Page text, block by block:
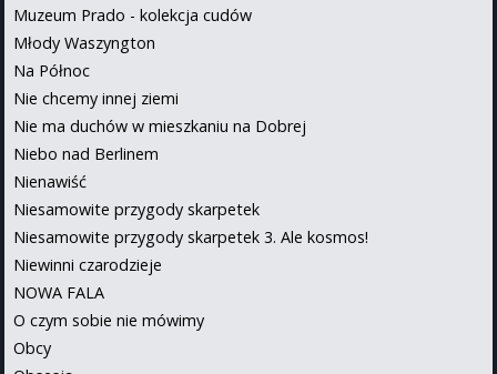
Muzeum Prado - kolekcja cudów
Młody Waszyngton
Na Północ
Nie chcemy innej ziemi
Nie ma duchów w mieszkaniu na Dobrej
Niebo nad Berlinem
Nienawiść
Niesamowite przygody skarpetek
Niesamowite przygody skarpetek 3. Ale kosmos!
Niewinni czarodzieje
NOWA FALA
O czym sobie nie mówimy
Obcy